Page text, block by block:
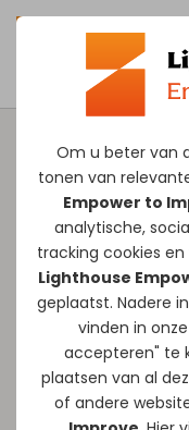
Om u beter van
tonen van
Empower to
analytische,
tracking cookies en
Lighthouse
geplaatst. Nadere
vinden in onze
accepteren" te
plaatsen van al
of andere
Je organisatie
mensen en
mee.
zoals AI elkaar
vraagt om
ze te